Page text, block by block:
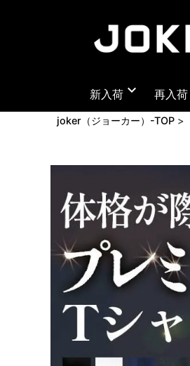
新入荷 expand_more 再入荷
joker（ジョーカー）-TOP